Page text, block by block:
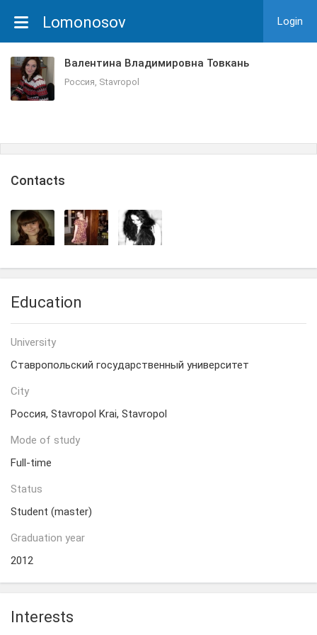
Lomonosov Login
Валентина Владимировна Товкань
Россия, Stavropol
Сontacts
Education
University
Ставропольский государственный университет
City
Россия, Stavropol Krai, Stavropol
Mode of study
Full-time
Status
Student (master)
Graduation year
2012
Interests